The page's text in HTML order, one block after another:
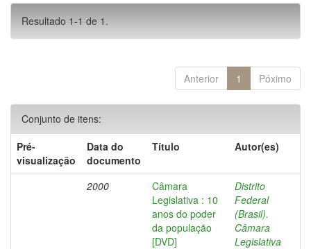
Resultado 1-1 de 1.
Anterior 1 Póximo
Conjunto de itens:
Pré-
visualização
Data do
documento
Título Autor(es)
2000
Câmara
Legislativa : 10
anos do poder
da população
[DVD]
Distrito
Federal
(Brasil).
Câmara
Legislativa